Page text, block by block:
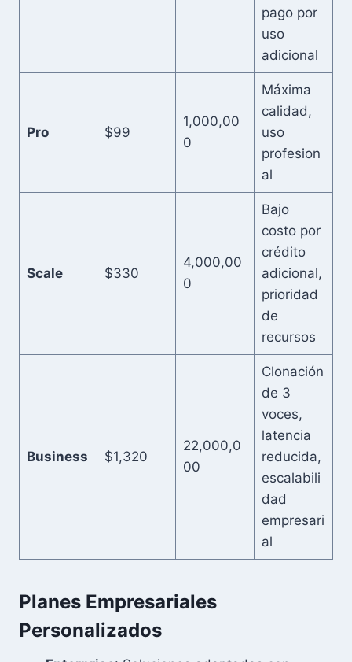
pago por
uso
adicional
Pro $99
1,000,00
0
Máxima
calidad,
uso
profesion
al
Scale $330
4,000,00
0
Bajo
costo por
crédito
adicional,
prioridad
de
recursos
Business $1,320
22,000,0
00
Clonación
de 3
voces,
latencia
reducida,
escalabili
dad
empresari
al
Planes Empresariales
Personalizados